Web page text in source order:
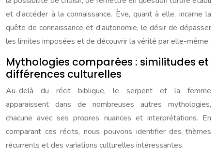
et d’accéder à la connaissance. Ève, quant à elle, incarne la
quête de connaissance et d’autonomie, le désir de dépasser
les limites imposées et de découvrir la vérité par elle-même.
Mythologies comparées : similitudes et
différences culturelles
Au-delà du récit biblique, le serpent et la femme
apparaissent dans de nombreuses autres mythologies,
chacune avec ses propres nuances et interprétations. En
comparant ces récits, nous pouvons identifier des thèmes
récurrents et des variations culturelles intéressantes.